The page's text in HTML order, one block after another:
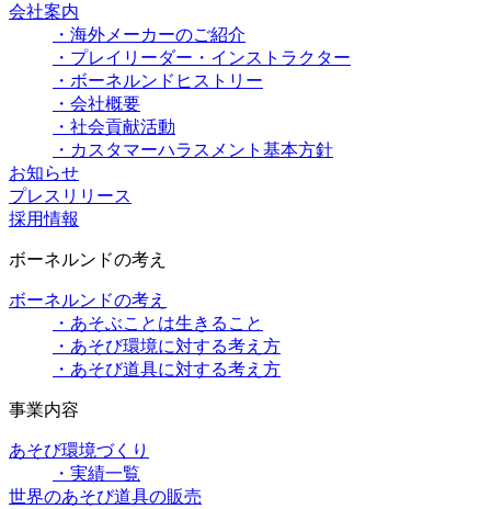
会社案内
・海外メーカーのご紹介
・プレイリーダー・インストラクター
・ボーネルンドヒストリー
・会社概要
・社会貢献活動
・カスタマーハラスメント基本方針
お知らせ
プレスリリース
採用情報
ボーネルンドの考え
ボーネルンドの考え
・あそぶことは生きること
・あそび環境に対する考え方
・あそび道具に対する考え方
事業内容
あそび環境づくり
・実績一覧
世界のあそび道具の販売